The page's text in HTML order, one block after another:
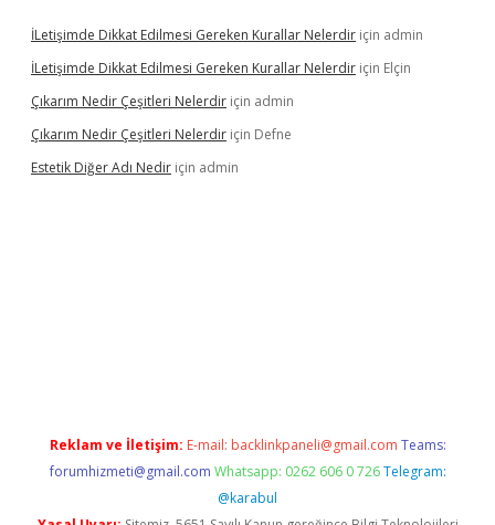
İLetişimde Dikkat Edilmesi Gereken Kurallar Nelerdir için admin
İLetişimde Dikkat Edilmesi Gereken Kurallar Nelerdir için Elçin
Çıkarım Nedir Çeşitleri Nelerdir için admin
Çıkarım Nedir Çeşitleri Nelerdir için Defne
Estetik Diğer Adı Nedir için admin
Reklam ve İletişim: E-mail: backlinkpaneli@gmail.com Teams:
forumhizmeti@gmail.com Whatsapp: 0262 606 0 726 Telegram:
@karabul